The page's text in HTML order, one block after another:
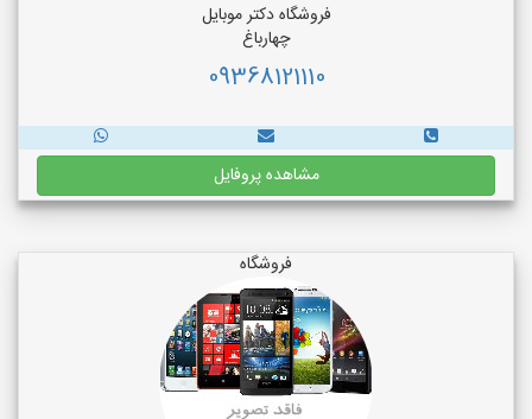
فروشگاه دکتر موبایل
چهارباغ
09368121110
مشاهده پروفایل
فروشگاه